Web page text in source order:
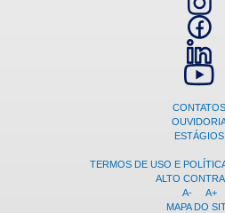
CONTATOS
ESTÁGIOS
TERMOS DE USO E
ALTO
A-
A+
MAPA DO